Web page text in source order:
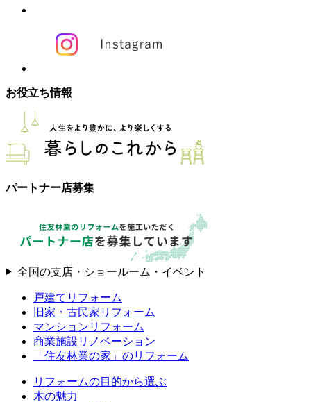
お役立ち情報
パートナー店募集
全国の支店・ショールーム・イベント
戸建てリフォーム
旧家・古民家リフォーム
マンションリフォーム
商業施設リノベーション
「住友林業の家」のリフォーム
リフォームの目的から選ぶ
木の魅力